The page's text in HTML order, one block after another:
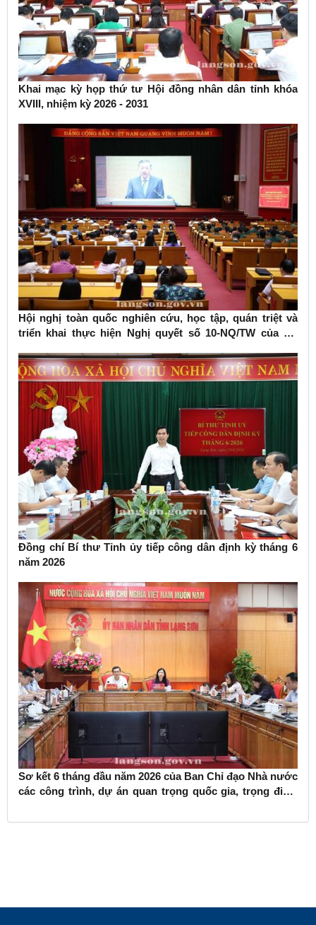
Khai mạc kỳ họp thứ tư Hội đồng nhân dân tỉnh khóa
XVIII, nhiệm kỳ 2026 - 2031
Hội nghị toàn quốc nghiên cứu, học tập, quán triệt và
triển khai thực hiện Nghị quyết số 10-NQ/TW của Bộ
Đồng chí Bí thư Tỉnh ủy tiếp công dân định kỳ tháng 6
năm 2026
Sơ kết 6 tháng đầu năm 2026 của Ban Chỉ đạo Nhà nước
các công trình, dự án quan trọng quốc gia, trọng điểm